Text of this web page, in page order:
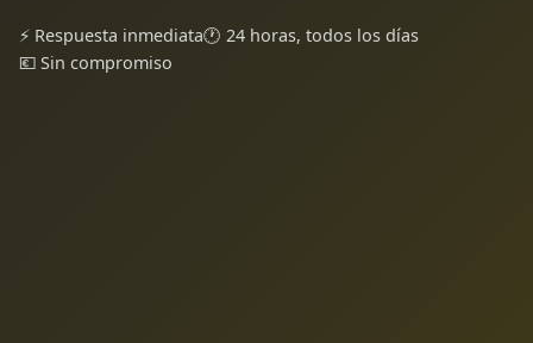
⚡ Respuesta inmediata🕐 24 horas, todos los días
💶 Sin compromiso